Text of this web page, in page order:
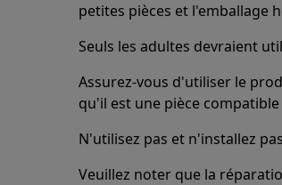
petites pièces et l'emballage
Seuls les adultes devraient
Assurez-vous d'utiliser le
qu'il est une pièce
N'utilisez pas et n'installez
Veuillez noter que la